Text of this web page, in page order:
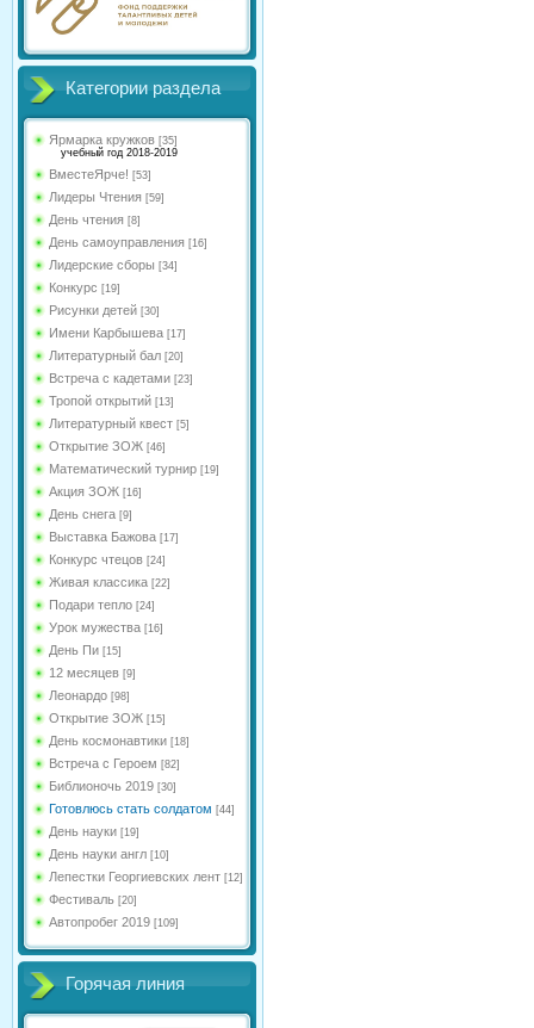
Категории раздела
Ярмарка кружков [35]
учебный год 2018-2019
ВместеЯрче! [53]
Лидеры Чтения [59]
День чтения [8]
День самоуправления [16]
Лидерские сборы [34]
Конкурс [19]
Рисунки детей [30]
Имени Карбышева [17]
Литературный бал [20]
Встреча с кадетами [23]
Тропой открытий [13]
Литературный квест [5]
Открытие ЗОЖ [46]
Математический турнир [19]
Акция ЗОЖ [16]
День снега [9]
Выставка Бажова [17]
Конкурс чтецов [24]
Живая классика [22]
Подари тепло [24]
Урок мужества [16]
День Пи [15]
12 месяцев [9]
Леонардо [98]
Открытие ЗОЖ [15]
День космонавтики [18]
Встреча с Героем [82]
Библионочь 2019 [30]
Готовлюсь стать солдатом [44]
День науки [19]
День науки англ [10]
Лепестки Георгиевских лент [12]
Фестиваль [20]
Автопробег 2019 [109]
Горячая линия